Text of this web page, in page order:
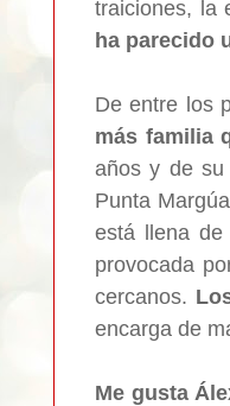
traiciones, la
ha parecido
De entre los
más familia
años y de su
Punta
está llena de
provocada
cercanos.
encarga de
Me gusta